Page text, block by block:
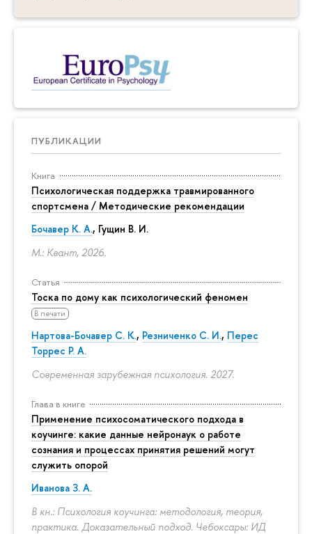
ПУБЛИКАЦИИ
Книга
Психологическая поддержка травмированного
спортсмена / Методические рекомендации
Бочавер К. А., Гущин В. И.
М.: Квант, 2026.
Статья
Тоска по дому как психологический феномен
В печати
Нартова-Бочавер С. К., Резниченко С. И., Перес
Торрес Р. А.
Современная зарубежная психология. 2027.
Глава в книге
Применение психосоматического подхода в
коучинге: какие данные нейронаук о работе
сознания и процессах принятия решений могут
служить опорой
Иванова З. А.
В кн.: Психология коучинга: методология, теория,
практика. Доказательный подход. Чебоксары: ИД